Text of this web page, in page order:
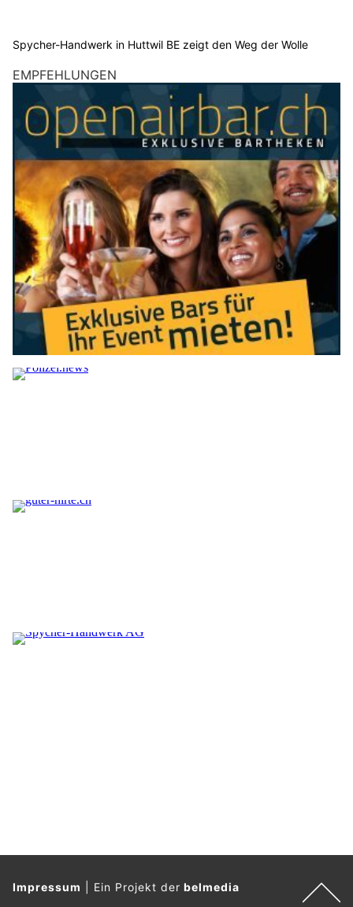
Spycher-Handwerk in Huttwil BE zeigt den Weg der Wolle
EMPFEHLUNGEN
Impressum Ein Projekt derbelmedia